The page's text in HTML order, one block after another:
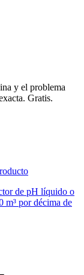
y el problema
Gratis.
de pH líquido o
m³ por décima de